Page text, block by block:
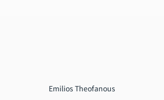
Emilios Theofanous